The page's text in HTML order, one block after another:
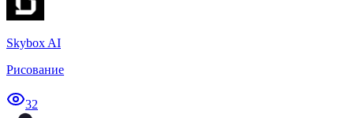
Skybox AI
Рисование
32